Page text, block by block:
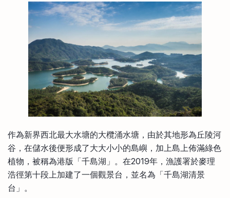
作為新界西北最大水塘的大欖涌水塘，由於其地形為丘陵河
谷，在儲水後便形成了大大小小的島嶼，加上島上佈滿綠色
植物，被稱為港版「千島湖」。在2019年，漁護署於麥理
浩徑第十段上加建了一個觀景台，並名為「千島湖清景
台」。